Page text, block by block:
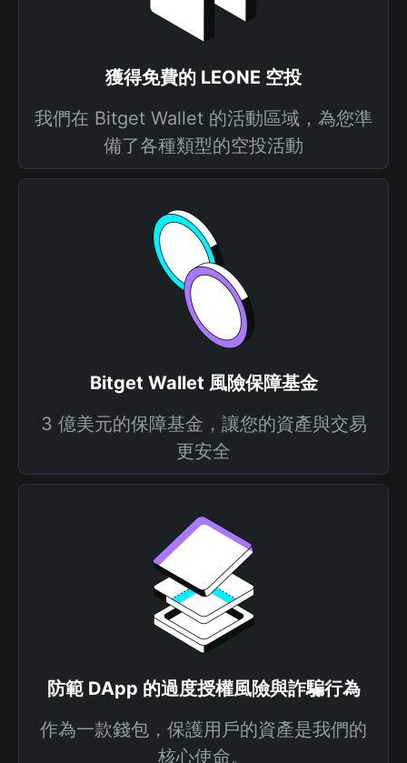
獲得免費的 LEONE 空投
我們在 Bitget Wallet 的活動區域，為您準
備了各種類型的空投活動
Bitget Wallet 風險保障基金
3 億美元的保障基金，讓您的資產與交易
更安全
防範 DApp 的過度授權風險與詐騙行為
作為一款錢包，保護用戶的資產是我們的
核心使命。